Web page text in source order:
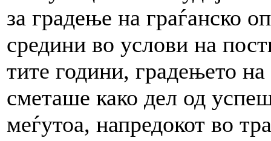
за градење на граѓанско
средини во услови на
тите години, градењето
сметаше како дел од
меѓутоа, напредокот во